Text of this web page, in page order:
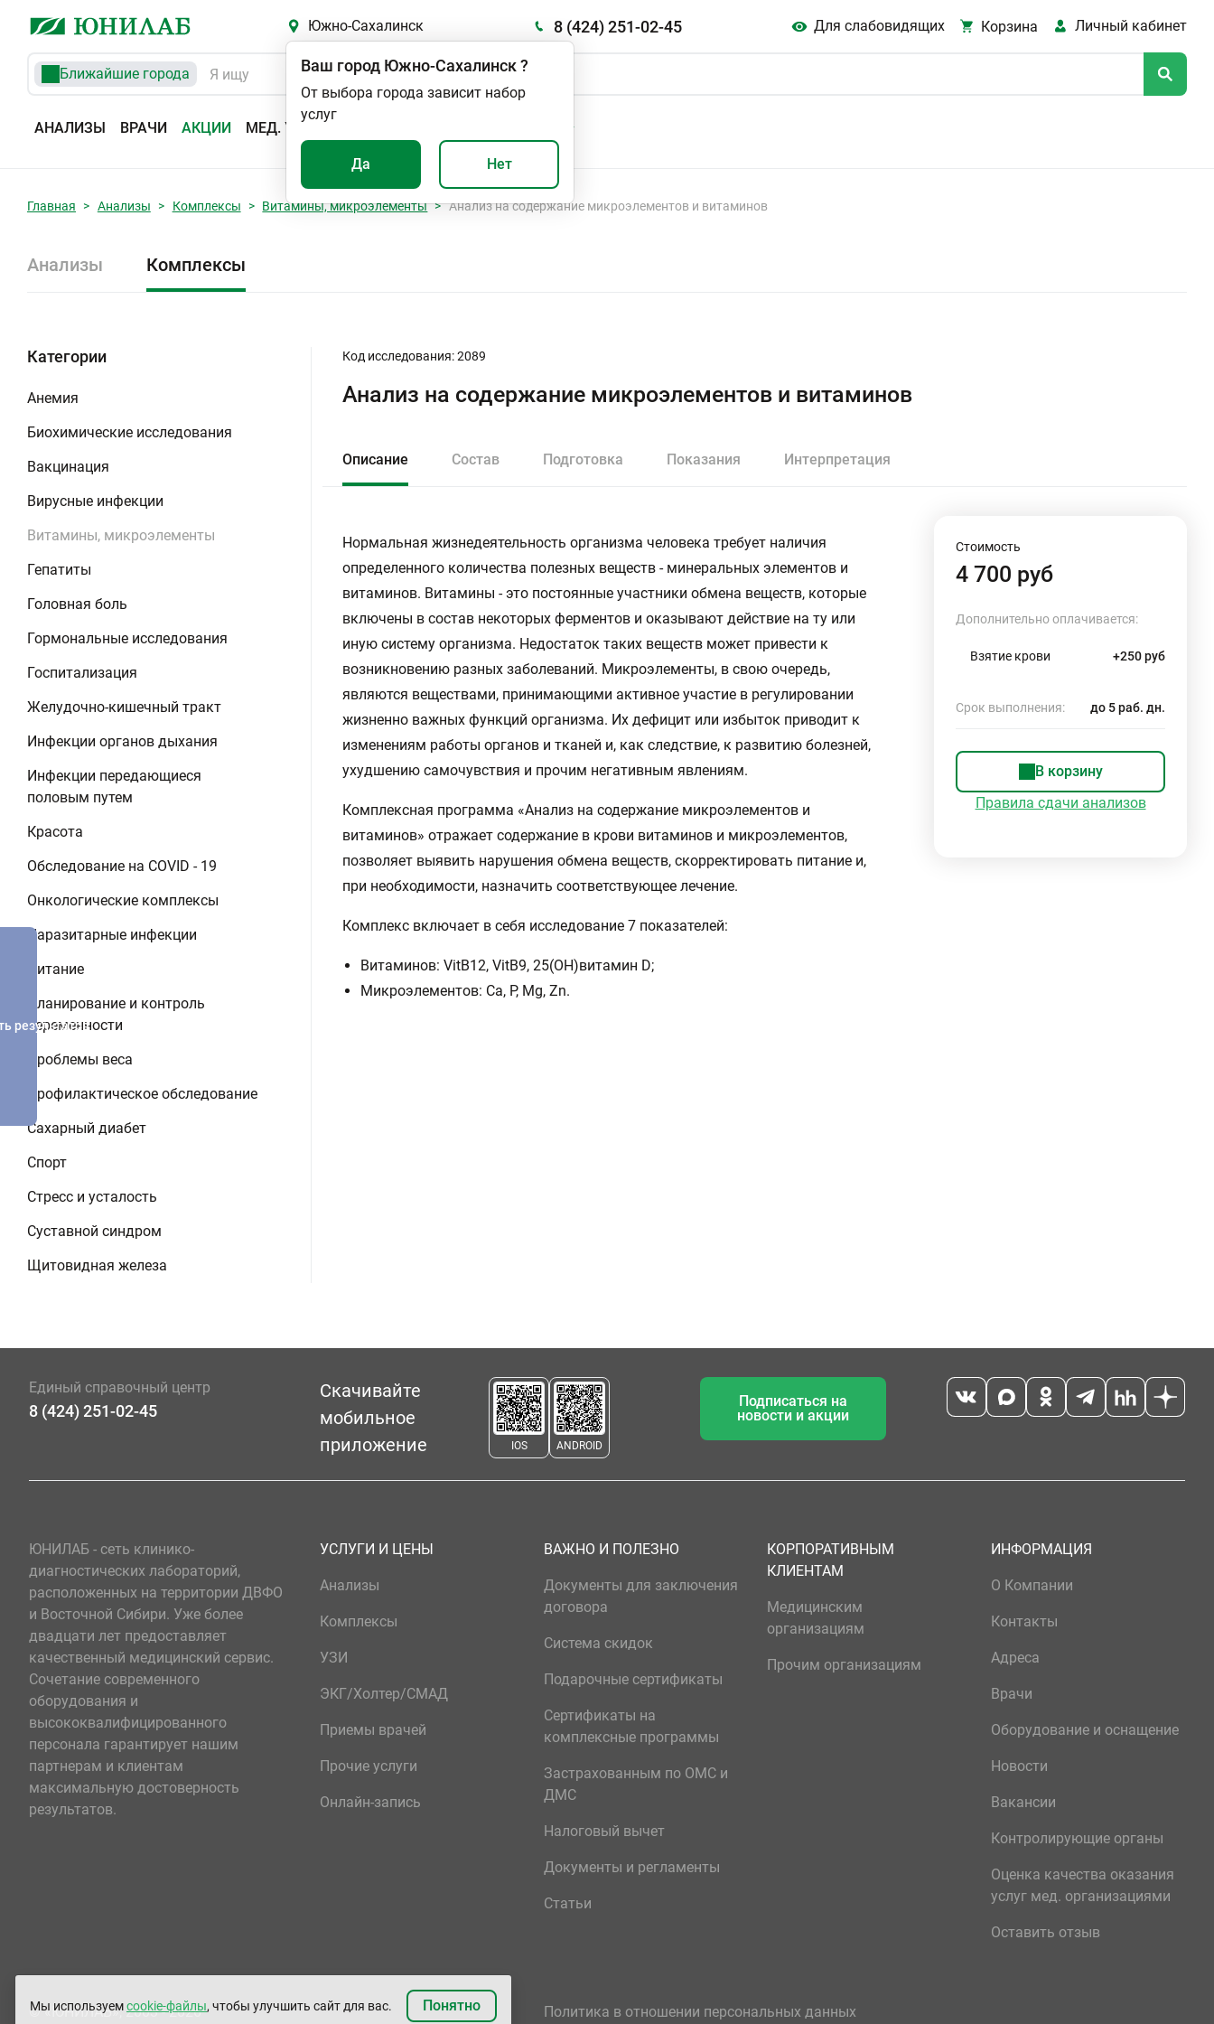
Южно-Сахалинск 8 (424) 251-02-45 Для слабовидящих Корзина Личный кабинет
Ближайшие города
АНАЛИЗЫ ВРАЧИ АКЦИИ МЕД. УСЛУГИ
Ваш город Южно-Сахалинск?
От выбора города зависит набор
услуг
Да Нет
Главная Анализы Комплексы Витамины, микроэлементы Анализ на содержание микроэлементов и витаминов
Анализы Комплексы
Категории
Анемия
Биохимические исследования
Вакцинация
Вирусные инфекции
Витамины, микроэлементы
Гепатиты
Головная боль
Гормональные исследования
Госпитализация
Желудочно-кишечный тракт
Инфекции органов дыхания
Инфекции передающиеся
половым путем
Красота
Обследование на COVID - 19
Онкологические комплексы
Паразитарные инфекции
Питание
Планирование и контроль
беременности
Проблемы веса
Профилактическое обследование
Сахарный диабет
Спорт
Стресс и усталость
Суставной синдром
Щитовидная железа
Код исследования: 2089
Анализ на содержание микроэлементов и витаминов
Описание Состав Подготовка Показания Интерпретация
Нормальная жизнедеятельность организма человека требует наличия
определенного количества полезных веществ - минеральных элементов и
витаминов. Витамины - это постоянные участники обмена веществ, которые
включены в состав некоторых ферментов и оказывают действие на ту или
иную систему организма. Недостаток таких веществ может привести к
возникновению разных заболеваний. Микроэлементы, в свою очередь,
являются веществами, принимающими активное участие в регулировании
жизненно важных функций организма. Их дефицит или избыток приводит к
изменениям работы органов и тканей и, как следствие, к развитию болезней,
ухудшению самочувствия и прочим негативным явлениям.
Комплексная программа «Анализ на содержание микроэлементов и
витаминов» отражает содержание в крови витаминов и микроэлементов,
позволяет выявить нарушения обмена веществ, скорректировать питание и,
при необходимости, назначить соответствующее лечение.
Комплекс включает в себя исследование 7 показателей:
Витаминов: VitВ12, VitВ9, 25(OH)витамин D;
Микроэлементов: Са, Р, Mg, Zn.
Стоимость
4 700 руб
Дополнительно оплачивается:
Взятие крови +250 руб
Срок выполнения: до 5 раб. дн.
В корзину
Правила сдачи анализов
результатов
Единый справочный центр
8 (424) 251-02-45
Скачивайте
мобильное
приложение
IOS ANDROID
Подписаться на
новости и акции
ЮНИЛАБ - сеть клинико-
диагностических лабораторий,
расположенных на территории ДВФО
и Восточной Сибири. Уже более
двадцати лет предоставляет
качественный медицинский сервис.
Сочетание современного
оборудования и
высококвалифицированного
персонала гарантирует нашим
партнерам и клиентам
максимальную достоверность
результатов.
УСЛУГИ И ЦЕНЫ
Анализы
Комплексы
УЗИ
ЭКГ/Холтер/СМАД
Приемы врачей
Прочие услуги
Онлайн-запись
ВАЖНО И ПОЛЕЗНО
Документы для заключения
договора
Система скидок
Подарочные сертификаты
Сертификаты на
комплексные программы
Застрахованным по ОМС и
ДМС
Налоговый вычет
Документы и регламенты
Статьи
КОРПОРАТИВНЫМ
КЛИЕНТАМ
Медицинским
организациям
Прочим организациям
ИНФОРМАЦИЯ
О Компании
Контакты
Адреса
Врачи
Оборудование и оснащение
Новости
Вакансии
Контролирующие органы
Оценка качества оказания
услуг мед. организациями
Оставить отзыв
© «ЮНИЛАБ», 2003 - 2026 Политика в отношении персональных данных
Мы используемcookie-файлы, чтобы улучшить сайт для вас. Понятно